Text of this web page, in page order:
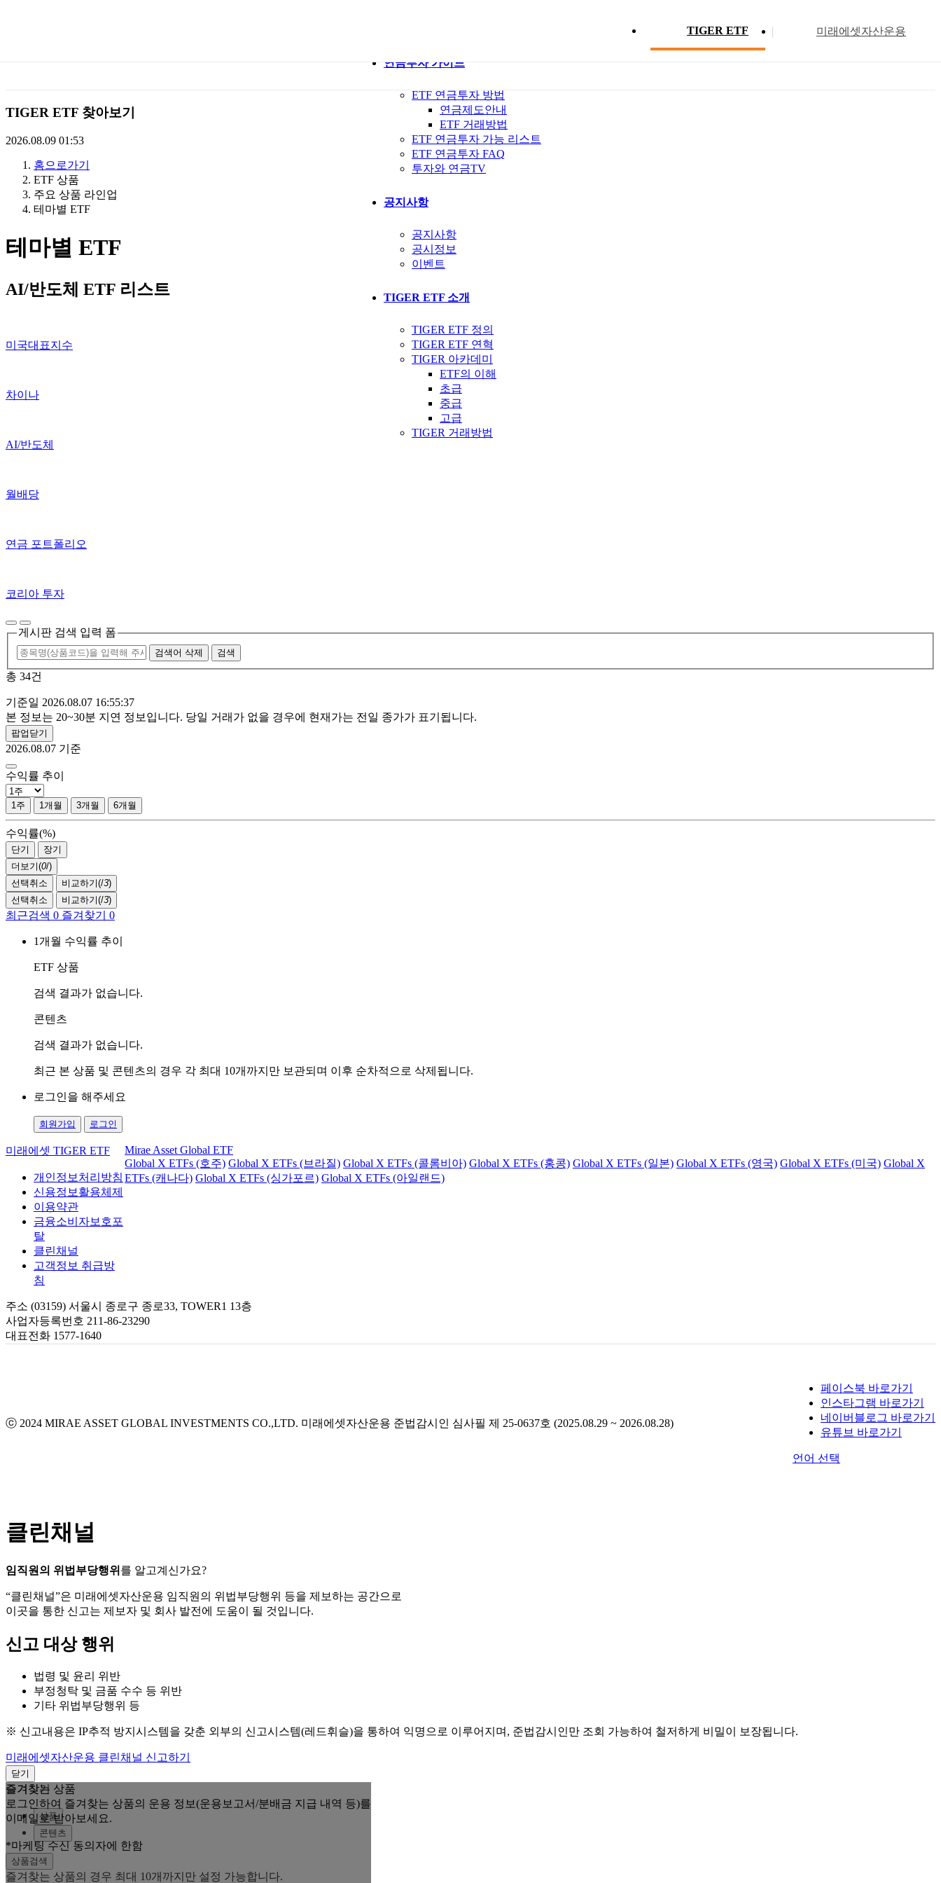
TIGER ETF 미래에셋자산운용
에
셋
TIGERETF
연금투자 가이드
ETF 연금투자 방법
연금제도안내
ETF 거래방법
ETF 연금투자 가능 리스트
ETF 연금투자 FAQ
투자와 연금TV
공지사항
공지사항
공시정보
이벤트
TIGER ETF 소개
TIGER ETF 정의
TIGER ETF 연혁
TIGER 아카데미
ETF의 이해
초급
중급
고급
TIGER 거래방법
ETF 분배금 현황
TIGER ETF 찾아보기
2026.08.09 01:53
홈으로가기
ETF 상품
주요 상품 라인업
테마별 ETF
테마별 ETF
AI/반도체 ETF 리스트
미국대표지수
차이나
AI/반도체
월배당
연금 포트폴리오
코리아 투자
게시판 검색 입력 폼
검색어 삭제 검색
총 34건
기준일 2026.08.07 16:55:37
본 정보는 20~30분 지연 정보입니다. 당일 거래가 없을 경우에 현재가는 전일 종가가 표기됩니다.
팝업닫기
2026.08.07 기준
수익률 추이
1주 1개월 3개월 6개월
수익률(%)
단기
장기
더보기(0/)
선택취소
비교하기(/3)
선택취소
비교하기(/3)
최근검색 0 즐겨찾기 0
1개월 수익률 추이
ETF 상품
검색 결과가 없습니다.
콘텐츠
검색 결과가 없습니다.
최근 본 상품 및 콘텐츠의 경우 각 최대 10개까지만 보관되며 이후 순차적으로 삭제됩니다.
로그인을 해주세요
회원가입 로그인
미래에셋 TIGER ETF
개인정보처리방침
신용정보활용체제
이용약관
금융소비자보호포
탈
클린채널
고객정보 취급방
침
Mirae Asset Global ETF
Global X ETFs (호주) Global X ETFs (브라질) Global X ETFs (콜롬비아) Global X ETFs (홍콩) Global X ETFs (일본) Global X ETFs (영국) Global X ETFs (미국) Global X
ETFs (캐나다) Global X ETFs (싱가포르) Global X ETFs (아일랜드)
주소 (03159) 서울시 종로구 종로33, TOWER1 13층
사업자등록번호 211-86-23290
대표전화 1577-1640
ⓒ 2024 MIRAE ASSET GLOBAL INVESTMENTS CO.,LTD. 미래에셋자산운용 준법감시인 심사필 제 25-0637호 (2025.08.29 ~ 2026.08.28)
페이스북 바로가기
인스타그램 바로가기
네이버블로그 바로가기
유튜브 바로가기
언어 선택
클린채널
임직원의 위법부당행위 를 알고계신가요?
“클린채널”은 미래에셋자산운용 임직원의 위법부당행위 등을 제보하는 공간으로
이곳을 통한 신고는 제보자 및 회사 발전에 도움이 될 것입니다.
신고 대상 행위
법령 및 윤리 위반
부정청탁 및 금품 수수 등 위반
기타 위법부당행위 등
※ 신고내용은 IP추적 방지시스템을 갖춘 외부의 신고시스템(레드휘슬)을 통하여 익명으로 이루어지며, 준법감시인만 조회 가능하여 철저하게 비밀이 보장됩니다.
미래에셋자산운용 클린채널 신고하기
닫기
즐겨찾는 상품
로그인하여 즐겨찾는 상품의 운용 정보(운용보고서/분배금 지급 내역 등)를
이메일로 받아보세요.
*마케팅 수신 동의자에 한함
즐겨찾기
상품
콘텐츠
상품검색
즐겨찾는 상품의 경우 최대 10개까지만 설정 가능합니다.